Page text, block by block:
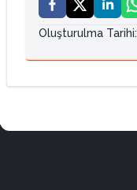
Oluşturulma Tarihi: